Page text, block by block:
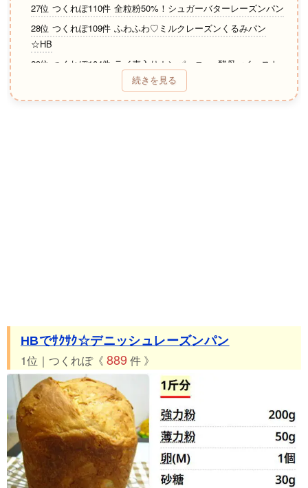
27位 つくれぽ110件 全粒粉50%！シュガーバターレーズンパン
28位 つくれぽ109件 ふわふわ♡ミルクレーズンくるみパン
☆HB
29位 つくれぽ104件 ライ麦入りカンパーニュ※酵母orイースト
30位 つくれぽ104件 パン･オ･セーグル･フリュイ
31位 つくれぽ93件 簡単くるみレーズン黒糖パン☆HB
続きを見る
HBでｻｸｻｸ☆デニッシュレーズンパン
1位｜つくれぽ《 889 件 》